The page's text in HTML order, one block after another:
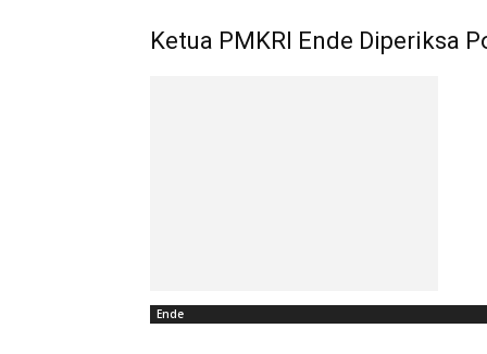
Ketua PMKRI Ende Diperiksa
Ende